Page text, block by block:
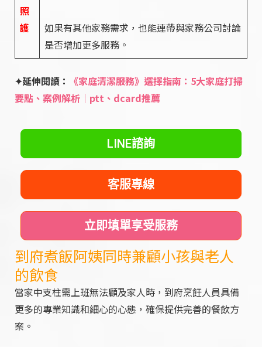
照
護
如果有其他家務需求，也能連帶與家務公司討論
是否增加更多服務。
✦延伸閱讀：
《家庭清潔服務》選擇指南：5大家庭打掃
要點、案例解析｜ptt、dcard推薦
LINE諮詢
客服專線
立即填單享受服務
到府煮飯阿姨同時兼顧小孩與老人
的飲食
當家中支柱需上班無法顧及家人時，到府烹飪人員具備
更多的專業知識和細心的心態，確保提供完善的餐飲方
案。